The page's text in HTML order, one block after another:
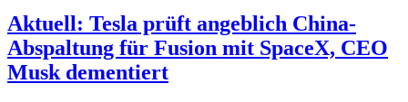
Aktuell: Tesla prüft angeblich China-
Abspaltung für Fusion mit SpaceX, CEO
Musk dementiert